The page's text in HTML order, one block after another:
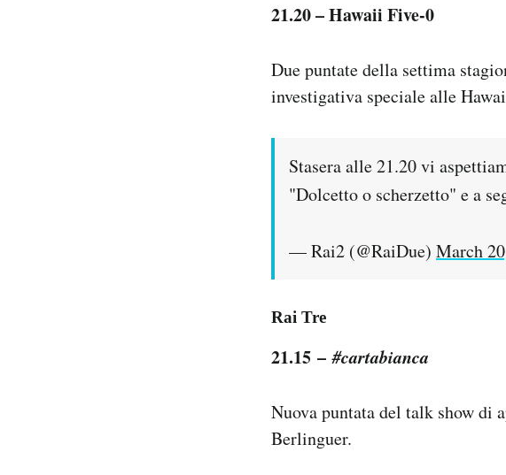
21.20 – Hawaii Five-0
Due puntate della settima
investigativa speciale alle
Stasera alle 21.20 vi
"Dolcetto o scherzetto" e a
— Rai2 (@RaiDue) March
Rai Tre
21.15 –#cartabianca
Nuova puntata del talk show di
Berlinguer.